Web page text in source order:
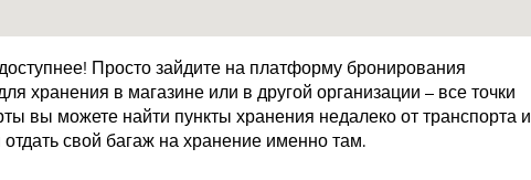
Просто зайдите на платформу бронирования
хранения в магазине или в другой организации – все точки
вы можете найти пункты хранения недалеко от транспорта и
свой багаж на хранение именно там.